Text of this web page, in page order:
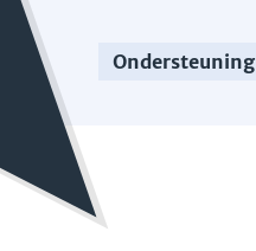
Ondersteuning